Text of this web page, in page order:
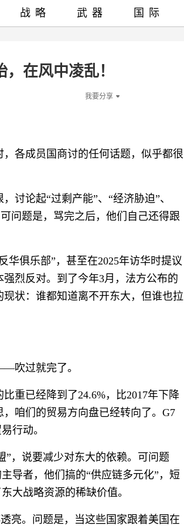
在风中凌乱！
我要分享
各成员国商讨的任何话题，似乎都很
讨论起“过剩产能”、“经济胁迫”、
问题是，骂完之后，他们自己还得跟
华俱乐部”，甚至在2025年访华时提议
烈反对。到了今年3月，法方公布的
状：谁都知道离不开东大，但谁也拉
吹过就完了。
重已经降到了24.6%，比2017年下降
，咱们的贸易方向盘已经转向了。G7
行动。
”，说要减少对东大的依赖。可问题
导者，他们搞的“供应链多元化”，短
大战略资源的稀缺价值。
亮。问题是，当这些国家跟着美国在
战略 武器 国际